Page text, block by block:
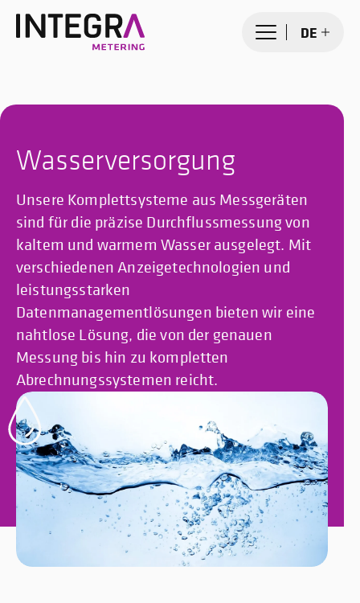
DE
Wasserversorgung
Unsere Komplettsysteme aus Messgeräten
sind für die präzise Durchflussmessung von
kaltem und warmem Wasser ausgelegt. Mit
verschiedenen Anzeigetechnologien und
leistungsstarken
Datenmanagementlösungen bieten wir eine
nahtlose Lösung, die von der genauen
Messung bis hin zu kompletten
Abrechnungssystemen reicht.